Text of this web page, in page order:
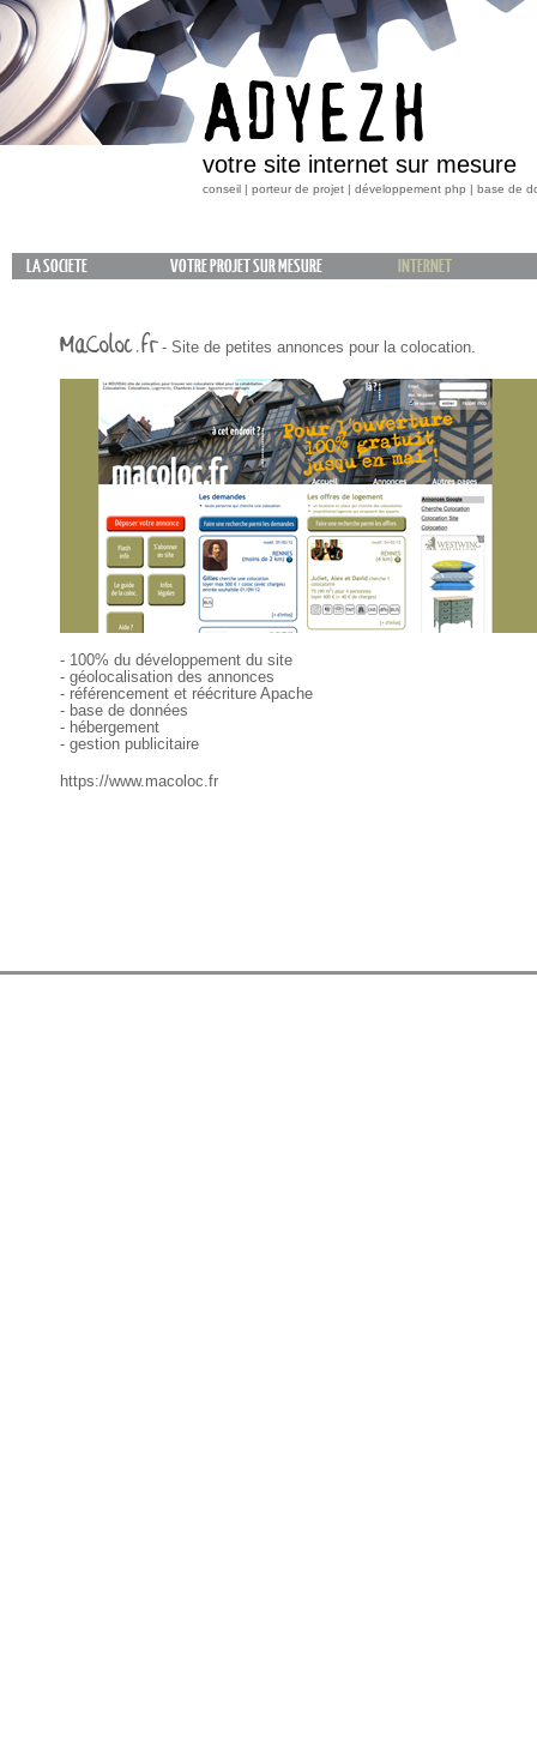
ADYEZH
votre site internet sur mesure
conseil | porteur de projet | développement php | base de
LA SOCIETE VOTRE PROJET SUR MESURE INTERNET
MaColoc.fr- Site de petites annonces pour la colocation.
- 100% du développement du site
- géolocalisation des annonces
- référencement et réécriture Apache
- base de données
- hébergement
- gestion publicitaire
https://www.macoloc.fr